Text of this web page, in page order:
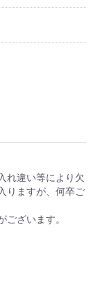
れ違い等により欠
りますが、何卒ご
ございます。